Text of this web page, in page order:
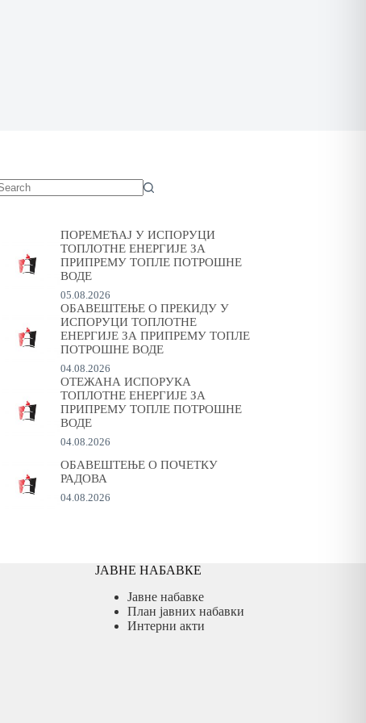
ПОРЕМЕЋАЈ У ИСПОРУЦИ
ТОПЛОТНЕ ЕНЕРГИЈЕ ЗА
ПРИПРЕМУ ТОПЛЕ ПОТРОШНЕ
ВОДЕ
05.08.2026
ОБАВЕШТЕЊЕ О ПРЕКИДУ У
ИСПОРУЦИ ТОПЛОТНЕ
ЕНЕРГИЈЕ ЗА ПРИПРЕМУ ТОПЛЕ
ПОТРОШНЕ ВОДЕ
04.08.2026
ОТЕЖАНА ИСПОРУКА
ТОПЛОТНЕ ЕНЕРГИЈЕ ЗА
ПРИПРЕМУ ТОПЛЕ ПОТРОШНЕ
ВОДЕ
04.08.2026
ОБАВЕШТЕЊЕ О ПОЧЕТКУ
РАДОВА
04.08.2026
ЈАВНЕ НАБАВКЕ
Јавне набавке
План јавних набавки
Интерни акти